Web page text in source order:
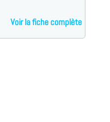
Voir la fiche complète